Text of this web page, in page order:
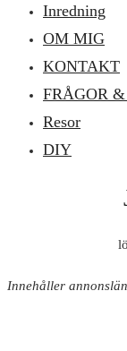
Inredning
OM MIG
KONTAKT
FRÅGOR
Resor
DIY
Innehåller